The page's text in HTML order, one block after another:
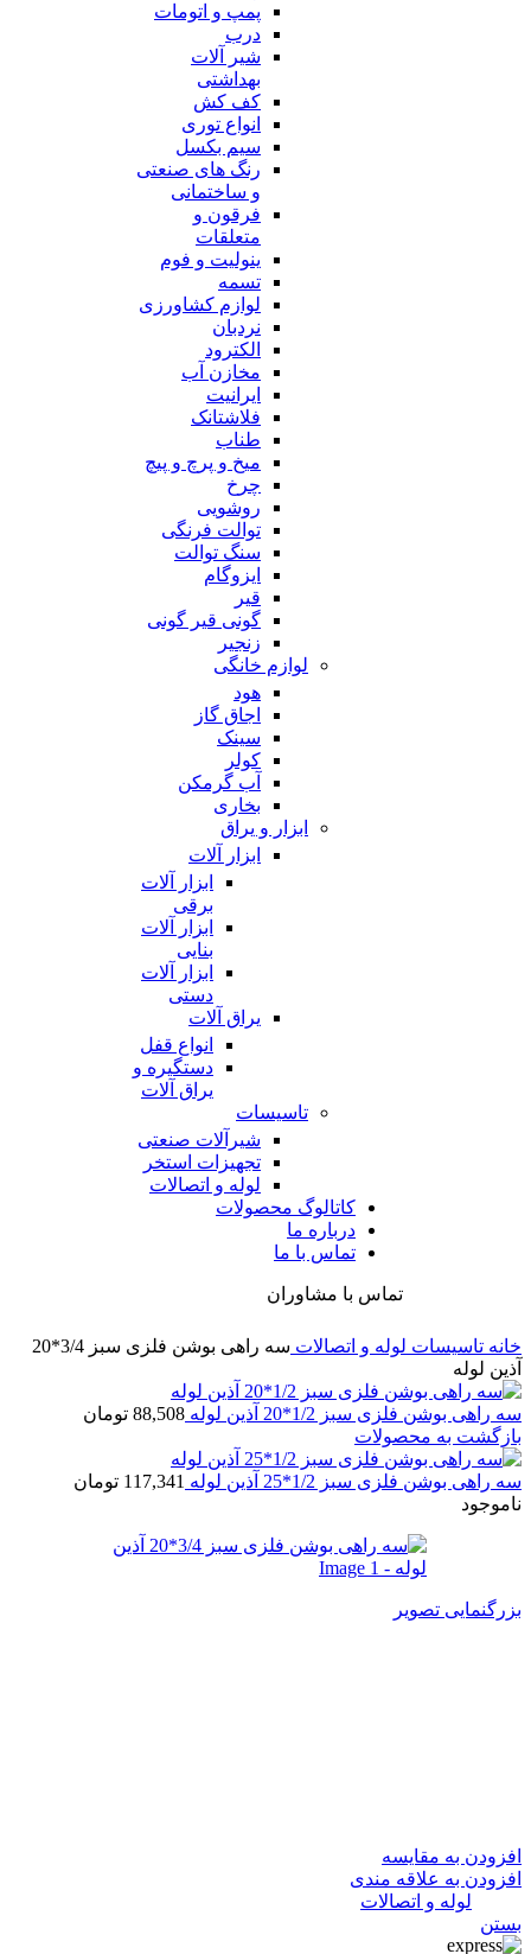
پمپ و اتومات
درب
شیر آلات
بهداشتی
کف کش
انواع توری
سیم بکسل
رنگ های صنعتی
و ساختمانی
فرقون و
متعلقات
ینولیت و فوم
تسمه
لوازم کشاورزی
نردبان
الکترود
مخازن آب
ایرانیت
فلاشتانک
طناب
میخ و پرچ و پیچ
چرخ
روشویی
توالت فرنگی
سنگ توالت
ایزوگام
قیر
گونی قیر گونی
زنجیر
لوازم خانگی
هود
اجاق گاز
سینک
کولر
آب گرمکن
بخاری
ابزار و یراق
ابزار آلات
ابزار آلات
برقی
ابزار آلات
بنایی
ابزار آلات
دستی
یراق آلات
انواع قفل
دستگیره و
یراق آلات
تاسیسات
شیرآلات صنعتی
تجهیزات استخر
لوله و اتصالات
کاتالوگ محصولات
درباره ما
تماس با ما
تماس با مشاوران
خانه تاسیسات لوله و اتصالات
سه راهی بوشن فلزی سبز 3/4*20
آذین لوله
سه راهی بوشن فلزی سبز 1/2*20 آذین لوله 88,508 تومان
بازگشت به محصولات
سه راهی بوشن فلزی سبز 1/2*25 آذین لوله 117,341 تومان
ناموجود
بزرگنمایی تصویر
افزودن به مقایسه
افزودن به علاقه مندی
لوله و اتصالات
بستن